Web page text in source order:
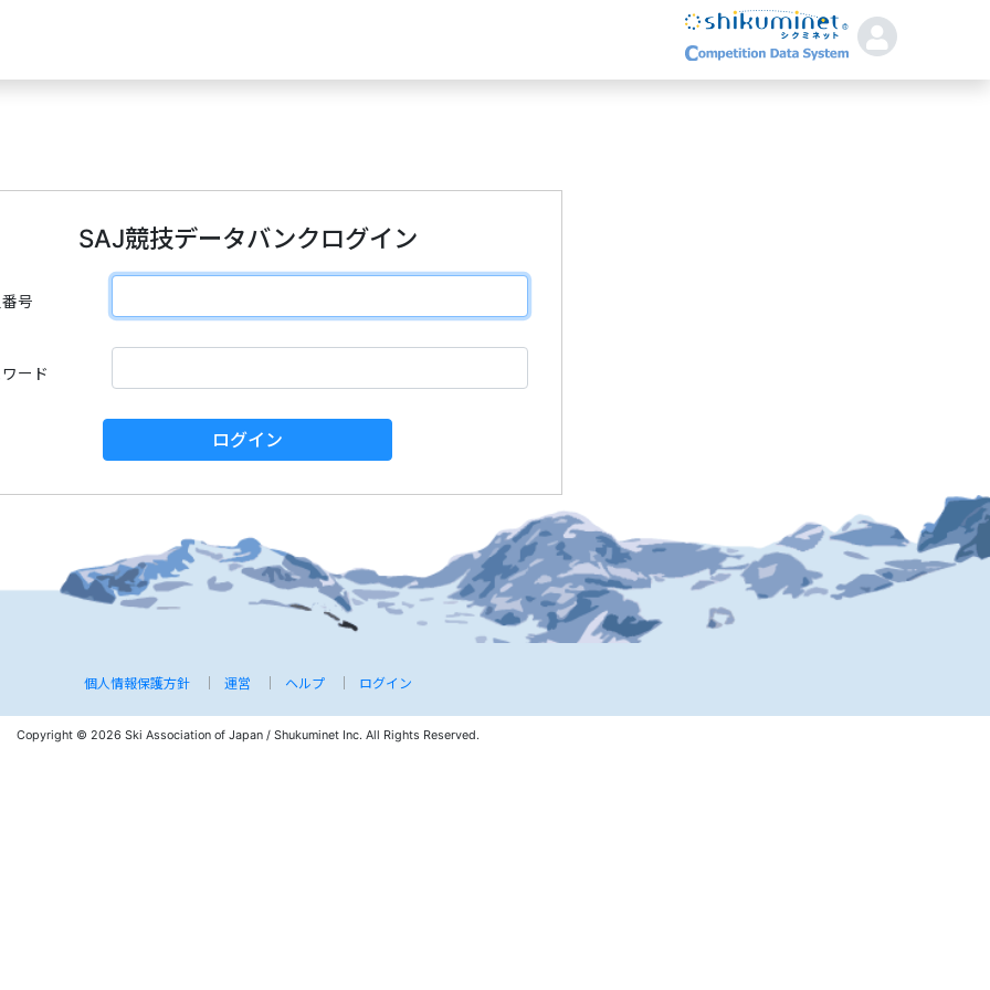
SAJ競技データバンクログイン
号
ード
ログイン
個人情報保護方針 運営 ヘルプ ログイン
Copyright © 2026 Ski Association of Japan / Shukuminet Inc. All Rights Reserved.